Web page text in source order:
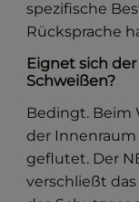
spezifische
Rücksprache
Eignet sich
Schweißen?
Bedingt. Beim
der Innenraum
geflutet. Der
verschließt